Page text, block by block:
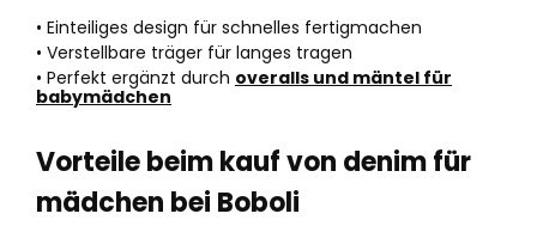
• Einteiliges design für schnelles fertigmachen
• Verstellbare träger für langes tragen
• Perfekt ergänzt durch overalls und mäntel für
babymädchen
Vorteile beim kauf von denim für
mädchen bei Boboli